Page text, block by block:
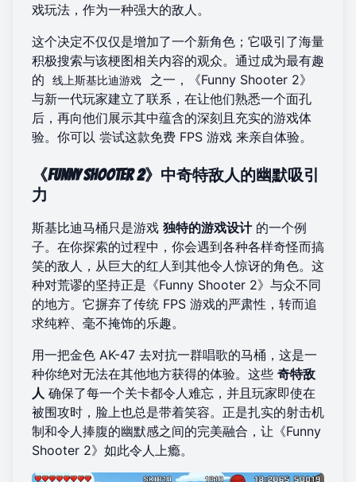
戏玩法，作为一种强大的敌人。
这个决定不仅仅是增加了一个新角色；它吸引了海量
积极搜索与该梗图相关内容的观众。通过成为最有趣
的
线上斯基比迪游戏
之一，《Funny Shooter 2》
与新一代玩家建立了联系，在让他们熟悉一个面孔
后，再向他们展示其中蕴含的深刻且充实的游戏体
验。你可以 尝试这款免费 FPS 游戏 来亲自体验。
《Funny Shooter 2》中奇特敌人的幽默吸引
力
斯基比迪马桶只是游戏 独特的游戏设计的一个例
子。在你探索的过程中，你会遇到各种各样奇怪而搞
笑的敌人，从巨大的红人到其他令人惊讶的角色。这
种对荒谬的坚持正是《Funny Shooter 2》与众不同
的地方。它摒弃了传统 FPS 游戏的严肃性，转而追
求纯粹、毫不掩饰的乐趣。
用一把金色 AK-47 去对抗一群唱歌的马桶，这是一
种你绝对无法在其他地方获得的体验。这些 奇特敌
人 确保了每一个关卡都令人难忘，并且玩家即使在
被围攻时，脸上也总是带着笑容。正是扎实的射击机
制和令人捧腹的幽默感之间的完美融合，让《Funny
Shooter 2》如此令人上瘾。